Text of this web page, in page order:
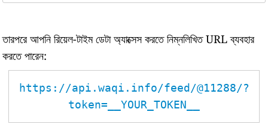
তারপরে আপনি রিয়েল-টাইম ডেটা অ্যাক্সেস করতে নিম্নলিখিত URL ব্যবহার
করতে পারেন:
https://api.waqi.info/feed/@11288/?
token=__YOUR_TOKEN__